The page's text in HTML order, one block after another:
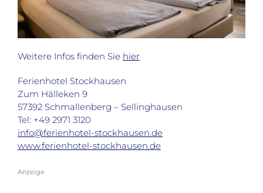
Weitere Infos finden Sie hier
Ferienhotel Stockhausen
Zum Hälleken 9
57392 Schmallenberg – Sellinghausen
Tel: +49 2971 3120
info@ferienhotel-stockhausen.de
www.ferienhotel-stockhausen.de
Anzeige